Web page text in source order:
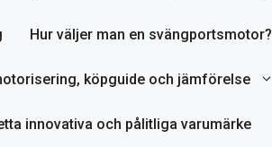
Hur väljer man en svängportsmotor?
köpguide och jämförelse
innovativa och pålitliga varumärke